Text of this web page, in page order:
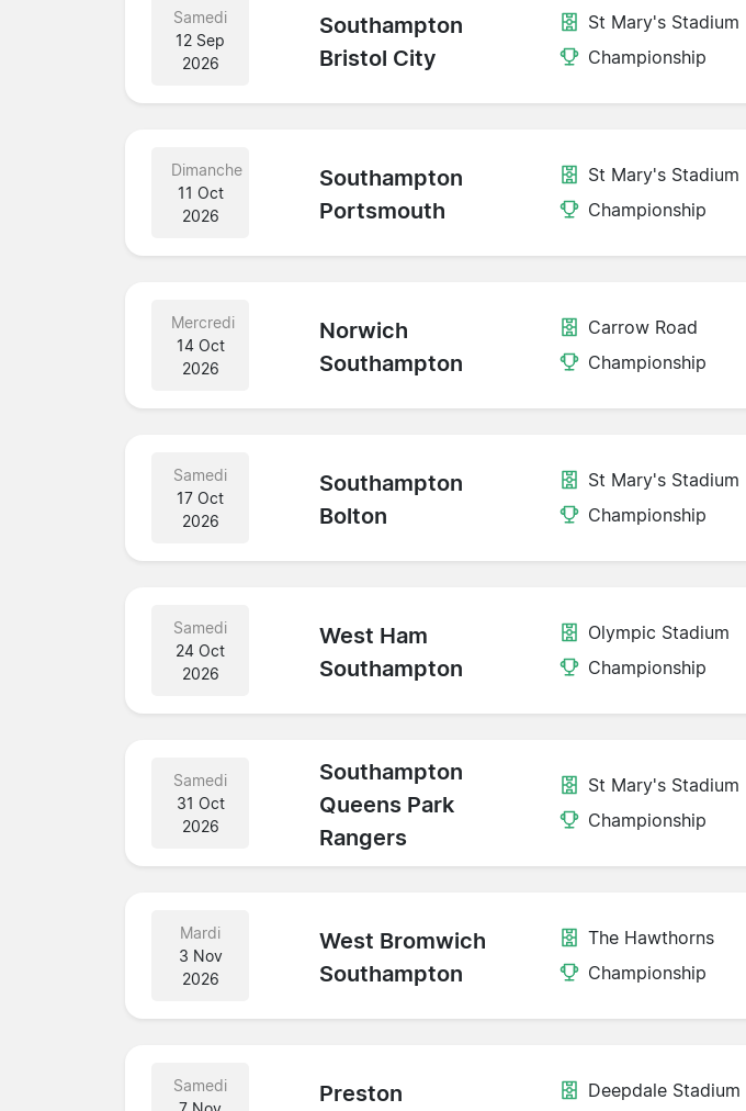
Samedi
12 Sep
2026
Southampton
Bristol City
St Mary's Stadium
Championship
Dimanche
11 Oct
2026
Southampton
Portsmouth
St Mary's Stadium
Championship
Mercredi
14 Oct
2026
Norwich
Southampton
Carrow Road
Championship
Samedi
17 Oct
2026
Southampton
Bolton
St Mary's Stadium
Championship
Samedi
24 Oct
2026
West Ham
Southampton
Olympic Stadium
Championship
Samedi
31 Oct
2026
Southampton
Queens Park
Rangers
St Mary's Stadium
Championship
Mardi
3 Nov
2026
West Bromwich
Southampton
The Hawthorns
Championship
Samedi
Preston Deepdale Stadium